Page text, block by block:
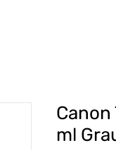
Canon
ml